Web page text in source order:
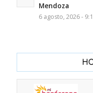
Mendoza
6 agosto, 2026 -